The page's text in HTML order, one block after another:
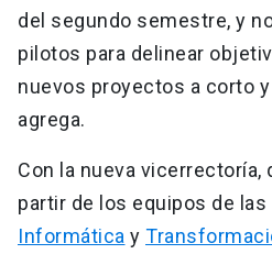
del segundo semestre, y
pilotos para delinear
nuevos proyectos a corto y
agrega.
Con la nueva vicerrectoría,
partir de los equipos de
Informática y